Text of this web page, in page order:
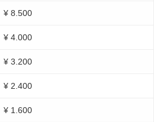
¥ 8.500
¥ 4.000
¥ 3.200
¥ 2.400
¥ 1.600